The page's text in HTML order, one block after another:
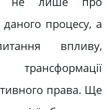
процесу, а
впливу,
трансформації
права. Ще